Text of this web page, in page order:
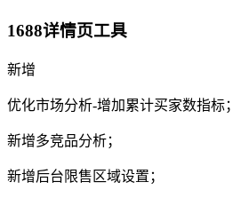
1688详情页工具
新增
优化市场分析-增加累计买家数指标；
新增多竞品分析；
新增后台限售区域设置；